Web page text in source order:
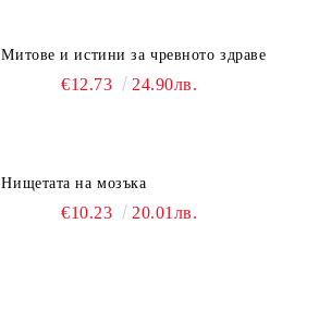
Митове и истини за чревното здраве
€12.73 24.90лв.
Нищетата на мозъка
€10.23 20.01лв.